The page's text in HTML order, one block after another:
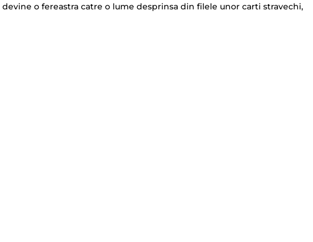
o fereastra catre o lume desprinsa din filele unor carti stravechi,